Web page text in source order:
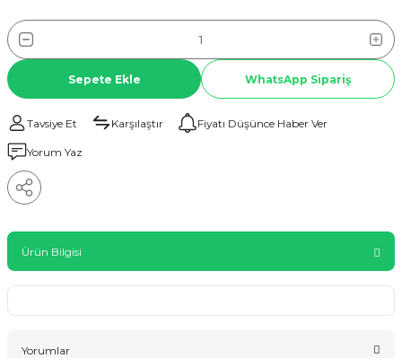
Sepete Ekle WhatsApp Sipariş
Tavsiye Et Karşılaştır Fiyatı Düşünce Haber Ver
Yorum Yaz
Ürün Bilgisi
Yorumlar